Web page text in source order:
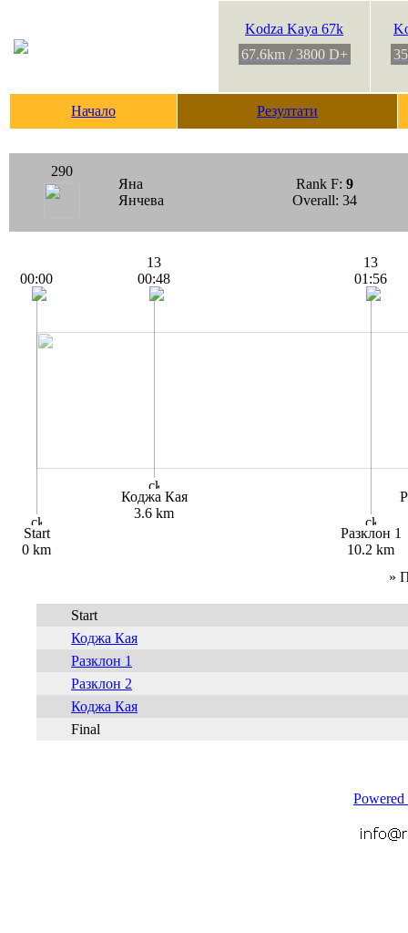
Kodza Kaya 67k
67.6km / 3800 D+
Начало Резултати
290
Яна
Янчева
Rank F: 9
Overall: 34
Start
0 km
00:00
Коджа Кая
3.6 km
13
00:48
Разклон 1
10.2 km
13
01:56
»
Start
Коджа Кая
Разклон 1
Разклон 2
Коджа Кая
Final